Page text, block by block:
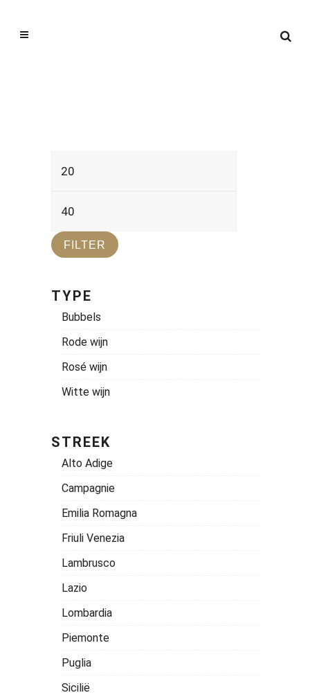
prijs
FILTER
TYPE
Bubbels
Rode wijn
Rosé wijn
Witte wijn
STREEK
Alto Adige
Campagnie
Emilia Romagna
Friuli Venezia
Lambrusco
Lazio
Lombardia
Piemonte
Puglia
Sicilië